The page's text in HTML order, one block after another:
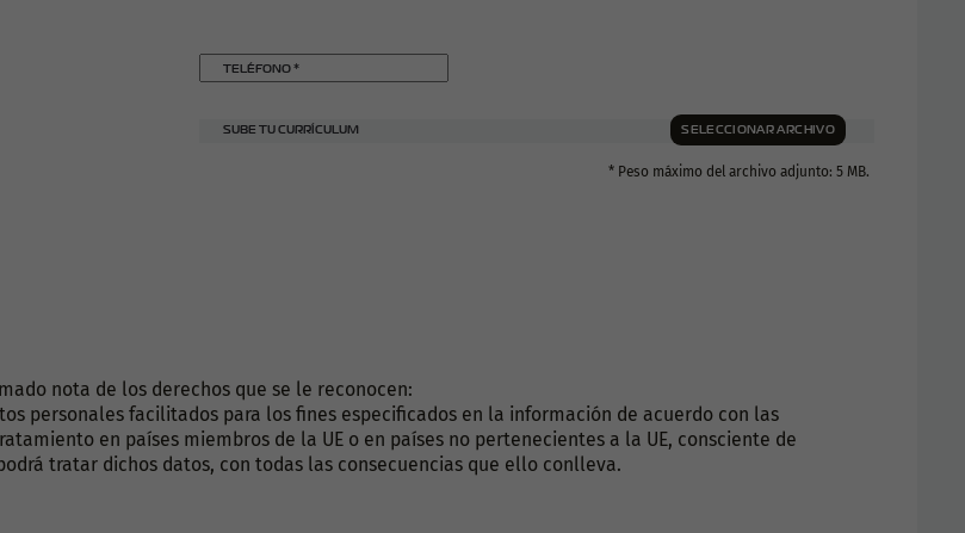
TELÉFONO*
SUBE TU CURRÍCULUM SELECCIONAR ARCHIVO
* Peso máximo del archivo adjunto: 5 MB.
nota de los derechos que se le reconocen:
personales facilitados para los fines especificados en la información de acuerdo con las
en países miembros de la UE o en países no pertenecientes a la UE, consciente de
tratar dichos datos, con todas las consecuencias que ello conlleva.